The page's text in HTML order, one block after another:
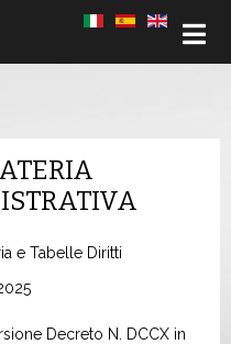
e Tabelle Diritti
Decreto N. DCCX in